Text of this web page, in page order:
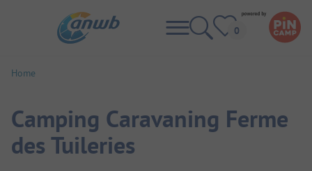
Home
Camping Caravaning Ferme
des Tuileries